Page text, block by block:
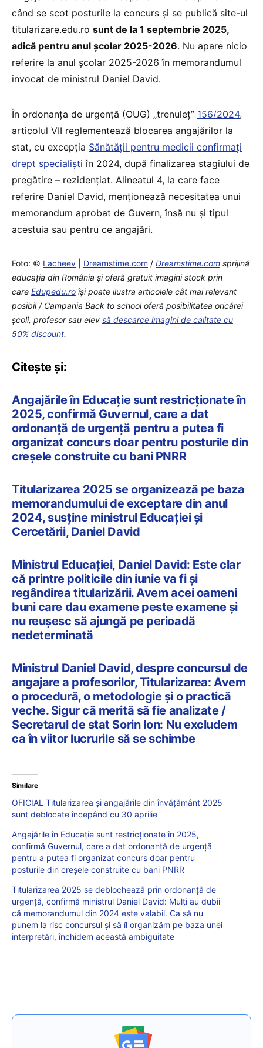
când se scot posturile la concurs și se publică site-ul
titularizare.edu.ro sunt de la 1 septembrie 2025,
adică pentru anul școlar 2025-2026. Nu apare nicio
referire la anul școlar 2025-2026 în memorandumul
invocat de ministrul Daniel David.
În ordonanța de urgență (OUG) „trenuleț” 156/2024,
articolul VII reglementează blocarea angajărilor la
stat, cu excepția Sănătății pentru medicii confirmați
drept specialiști în 2024, după finalizarea stagiului de
pregătire – rezidențiat. Alineatul 4, la care face
referire Daniel David, menționează necesitatea unui
memorandum aprobat de Guvern, însă nu și tipul
acestuia sau pentru ce angajări.
Foto: © Lacheev Dreamstime.com / Dreamstime.com sprijină
educaţia din România şi oferă gratuit imagini stock prin
care Edupedu.ro îşi poate ilustra articolele cât mai relevant
posibil / Campania Back to school oferă posibilitatea oricărei
școli, profesor sau elev să descarce imagini de calitate cu
50% discount.
Citește și:
Angajările în Educație sunt restricționate în
2025, confirmă Guvernul, care a dat
ordonanță de urgență pentru a putea fi
organizat concurs doar pentru posturile din
creșele construite cu bani PNRR
Titularizarea 2025 se organizează pe baza
memorandumului de exceptare din anul
2024, susține ministrul Educației și
Cercetării, Daniel David
Ministrul Educației, Daniel David: Este clar
că printre politicile din iunie va fi și
regândirea titularizării. Avem acei oameni
buni care dau examene peste examene și
nu reușesc să ajungă pe perioadă
nedeterminată
Ministrul Daniel David, despre concursul de
angajare a profesorilor, Titularizarea: Avem
o procedură, o metodologie și o practică
veche. Sigur că merită să fie analizate /
Secretarul de stat Sorin Ion: Nu excludem
ca în viitor lucrurile să se schimbe
Similare
OFICIAL Titularizarea și angajările din învățământ 2025
sunt deblocate începând cu 30 aprilie
Angajările în Educație sunt restricționate în 2025,
confirmă Guvernul, care a dat ordonanță de urgență
pentru a putea fi organizat concurs doar pentru
posturile din creșele construite cu bani PNRR
Titularizarea 2025 se deblochează prin ordonanță de
urgență, confirmă ministrul Daniel David: Mulți au dubii
că memorandumul din 2024 este valabil. Ca să nu
punem la risc concursul și să îl organizăm pe baza unei
interpretări, închidem această ambiguitate